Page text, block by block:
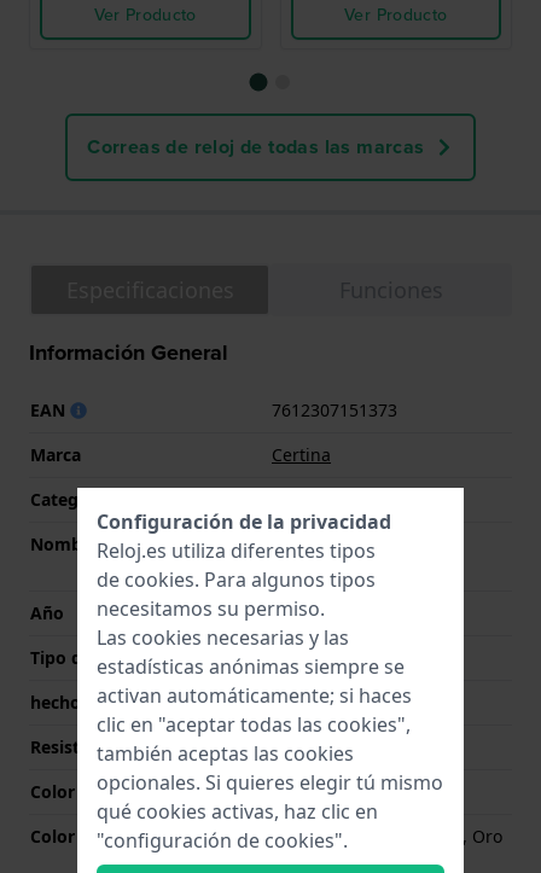
Ver Producto
Ver Producto
Correas de reloj de todas las marcas
Información General
EAN
7612307151373
Marca
Certina
Categoría
Nombre
DS Action Day Date
Powermatic 80
Año
2023 Primavera/Verano
Tipo de pantalla
analógico
hecho en Suiza
Si
Resistencia al agua
20 Bar (Buceo)
Color de la esfera
Gris
Color de la aguja (h,m,s)
Oro rosado, Oro rosado, Oro
rosado
Configuración de la privacidad
Reloj.es utiliza diferentes tipos
de cookies. Para algunos tipos
necesitamos su permiso.
Las cookies necesarias y las
estadísticas anónimas siempre se
activan automáticamente; si haces
clic en "aceptar todas las cookies",
también aceptas las cookies
opcionales. Si quieres elegir tú mismo
qué cookies activas, haz clic en
"configuración de cookies".